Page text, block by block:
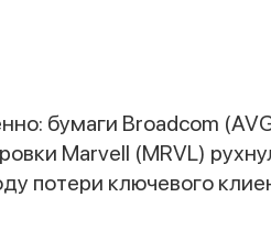
бумаги Broadcom
Marvell (MRVL)
потери ключевого